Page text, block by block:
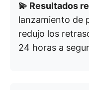
💫 Resultados
lanzamiento de
redujo los
24 horas a